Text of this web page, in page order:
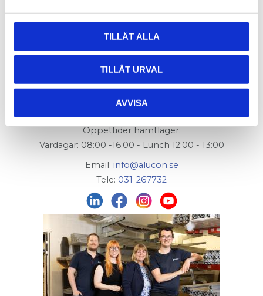
TILLÅT ALLA
TILLÅT URVAL
AVVISA
AluCon AB
Org. nr: 556326-7482
Öppettider hämtlager:
Vardagar: 08:00 -16:00 - Lunch 12:00 - 13:00
Email: info@alucon.se
Tele: 031-267732